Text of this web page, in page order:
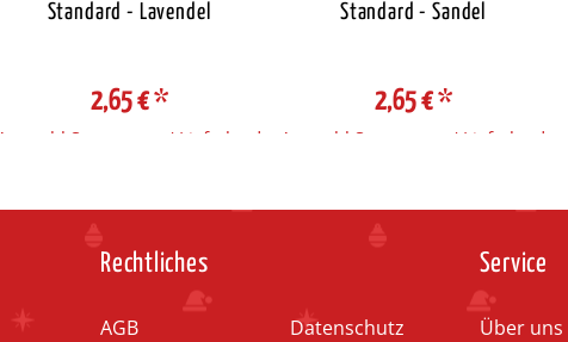
Standard - Lavendel
2,65 €*
Auswahl Steuerzone / Lieferland
Standard - Sandel
2,65 €*
Auswahl Steuerzone / Lieferland
Rechtliches
AGB
Datenschutz
Service
Über uns